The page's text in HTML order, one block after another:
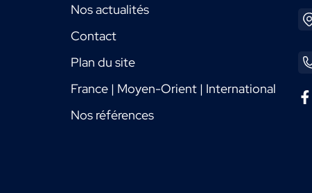
Nos actualités
Contact
Plan du site
France | Moyen-Orient | International
Nos références